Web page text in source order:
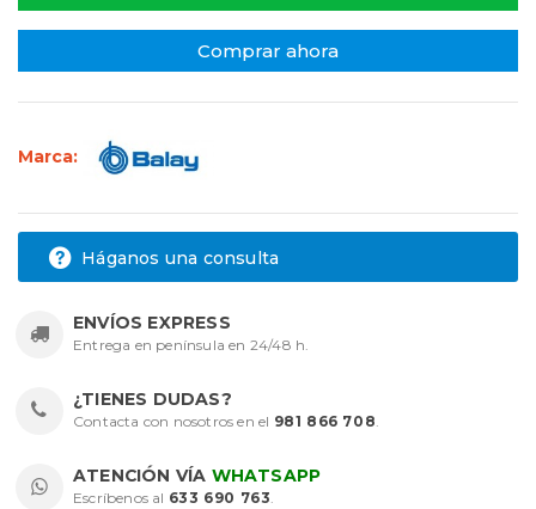
Comprar ahora
Marca:
Háganos una consulta
ENVÍOS EXPRESS
Entrega en península en 24/48 h.
¿TIENES DUDAS?
Contacta con nosotros en el 981 866 708.
ATENCIÓN VÍA WHATSAPP
Escríbenos al 633 690 763.